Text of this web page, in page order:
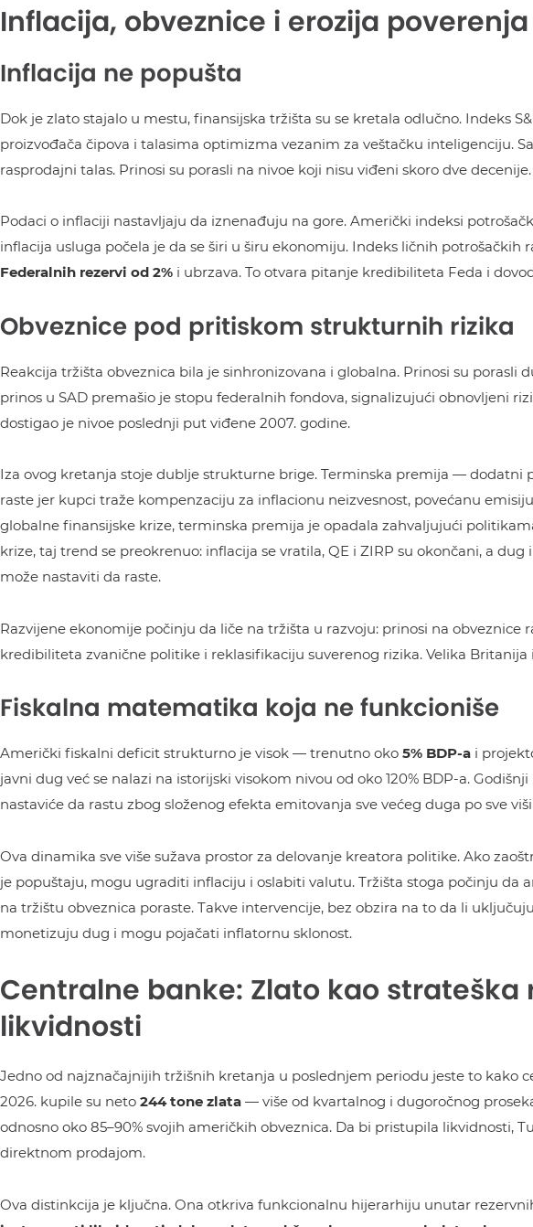
Inflacija, obveznice i erozija
Inflacija ne popušta
Dok je zlato stajalo u mestu, finansijska tržišta su se kretala odlučno. Indeks
proizvođača čipova i talasima optimizma vezanim za veštačku inteligenciju.
rasprodajni talas. Prinosi su porasli na nivoe koji nisu viđeni skoro dve decenije.
Podaci o inflaciji nastavljaju da iznenađuju na gore. Američki indeksi
inflacija usluga počela je da se širi u širu ekonomiju. Indeks ličnih potrošačkih
Federalnih rezervi od 2% i ubrzava. To otvara pitanje kredibiliteta Feda i
Obveznice pod pritiskom strukturnih rizika
Reakcija tržišta obveznica bila je sinhronizovana i globalna. Prinosi su
prinos u SAD premašio je stopu federalnih fondova, signalizujući obnovljeni
dostigao je nivoe poslednji put viđene 2007. godine.
Iza ovog kretanja stoje dublje strukturne brige. Terminska premija —
raste jer kupci traže kompenzaciju za inflacionu neizvesnost, povećanu
globalne finansijske krize, terminska premija je opadala zahvaljujući
krize, taj trend se preokrenuo: inflacija se vratila, QE i ZIRP su okončani, a
može nastaviti da raste.
Razvijene ekonomije počinju da liče na tržišta u razvoju: prinosi na
kredibiliteta zvanične politike i reklasifikaciju suverenog rizika. Velika
Fiskalna matematika koja ne funkcioniše
Američki fiskalni deficit strukturno je visok — trenutno oko 5% BDP-a i
javni dug već se nalazi na istorijski visokom nivou od oko 120% BDP-a.
nastaviće da rastu zbog složenog efekta emitovanja sve većeg duga po sve
Ova dinamika sve više sužava prostor za delovanje kreatora politike. Ako
je popuštaju, mogu ugraditi inflaciju i oslabiti valutu. Tržišta stoga počinju
na tržištu obveznica poraste. Takve intervencije, bez obzira na to da li
monetizuju dug i mogu pojačati inflatornu sklonost.
Centralne banke: Zlato kao strateška
likvidnosti
Jedno od najznačajnijih tržišnih kretanja u poslednjem periodu jeste to kako
2026. kupile su neto 244 tone zlata — više od kvartalnog i dugoročnog
odnosno oko 85–90% svojih američkih obveznica. Da bi pristupila likvidnosti,
direktnom prodajom.
Ova distinkcija je ključna. Ona otkriva funkcionalnu hijerarhiju unutar